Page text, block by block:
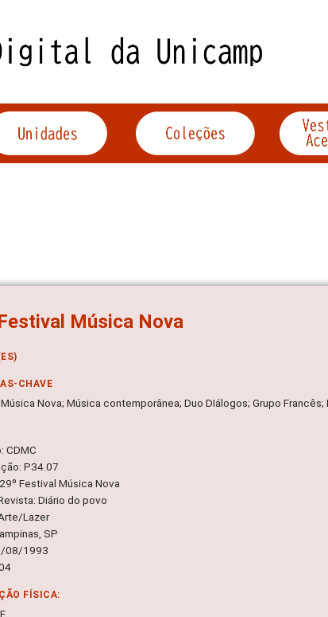
Música Nova
CHAVE
Nova; Música contemporânea; Duo DIálogos; Grupo Francês;
CDMC
P34.07
Festival Música Nova
Diário do povo
Lazer
SP
08/1993
FÍSICA: